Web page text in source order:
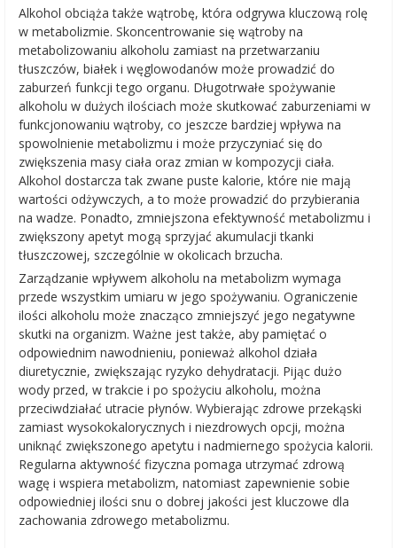
Alkohol obciąża także wątrobę, która odgrywa kluczową rolę
w metabolizmie. Skoncentrowanie się wątroby na
metabolizowaniu alkoholu zamiast na przetwarzaniu
tłuszczów, białek i węglowodanów może prowadzić do
zaburzeń funkcji tego organu. Długotrwałe spożywanie
alkoholu w dużych ilościach może skutkować zaburzeniami w
funkcjonowaniu wątroby, co jeszcze bardziej wpływa na
spowolnienie metabolizmu i może przyczyniać się do
zwiększenia masy ciała oraz zmian w kompozycji ciała.
Alkohol dostarcza tak zwane puste kalorie, które nie mają
wartości odżywczych, a to może prowadzić do przybierania
na wadze. Ponadto, zmniejszona efektywność metabolizmu i
zwiększony apetyt mogą sprzyjać akumulacji tkanki
tłuszczowej, szczególnie w okolicach brzucha.
Zarządzanie wpływem alkoholu na metabolizm wymaga
przede wszystkim umiaru w jego spożywaniu. Ograniczenie
ilości alkoholu może znacząco zmniejszyć jego negatywne
skutki na organizm. Ważne jest także, aby pamiętać o
odpowiednim nawodnieniu, ponieważ alkohol działa
diuretycznie, zwiększając ryzyko dehydratacji. Pijąc dużo
wody przed, w trakcie i po spożyciu alkoholu, można
przeciwdziałać utracie płynów. Wybierając zdrowe przekąski
zamiast wysokokalorycznych i niezdrowych opcji, można
uniknąć zwiększonego apetytu i nadmiernego spożycia kalorii.
Regularna aktywność fizyczna pomaga utrzymać zdrową
wagę i wspiera metabolizm, natomiast zapewnienie sobie
odpowiedniej ilości snu o dobrej jakości jest kluczowe dla
zachowania zdrowego metabolizmu.